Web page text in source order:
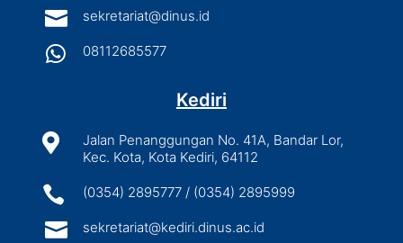
 sekretariat@dinus.id
 08112685577
Kediri

Jalan Penanggungan No. 41A, Bandar Lor,
Kec. Kota, Kota Kediri, 64112
 (0354) 2895777 / (0354) 2895999
 sekretariat@kediri.dinus.ac.id